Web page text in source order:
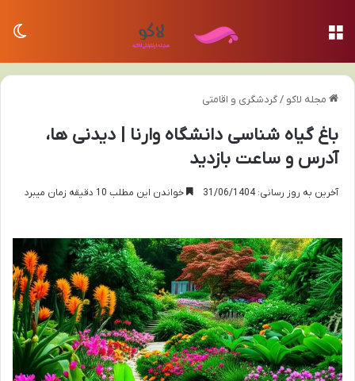
مجله لاکو /گردشگری و اقامتی
باغ گیاه شناسی دانشگاه وارنا | دیدنی ها،
آدرس و ساعت بازدید
آخرین به روز رسانی: 31/06/1404 خواندن این مطلب 10 دقیقه زمان میبرد